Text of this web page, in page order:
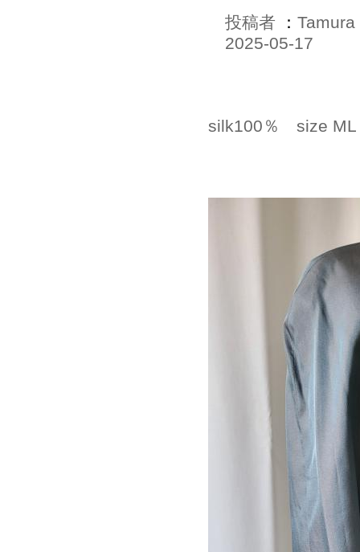
投稿者 ： Tamura
2025-05-17
silk100％ size ML